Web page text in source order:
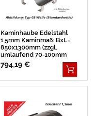
Kaminhaube Edelstahl
1,5mm Kaminmaß: BxL=
850x1300mm (zzgl.
umlaufend 70-100mm
Überstand)
794,19 €